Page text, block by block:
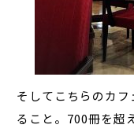
そしてこちらのカ
ること。700冊を超